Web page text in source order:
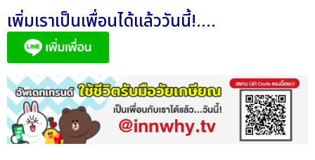
เพิ่มเราเป็นเพื่อนได้แล้ววันนี้!....